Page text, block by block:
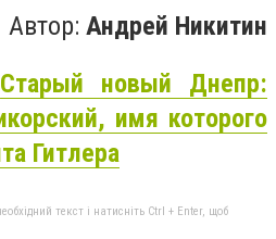
Автор: Андрей Никитин
Старый новый Днепр:
имя которого
Гитлера
текст і натисніть Ctrl + Enter, щоб